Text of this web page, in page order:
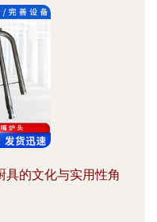
具的文化与实用性角